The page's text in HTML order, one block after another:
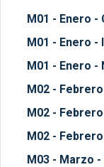
M01 - Enero -
M01 - Enero -
M01 - Enero -
M02 -
M02 -
M02 -
M03 - Marzo